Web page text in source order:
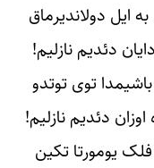
ایل دولاندیرماق
دئدیم نازلیم!
توی توتدو
دئدیم نازلیم!
یومورتا تکین